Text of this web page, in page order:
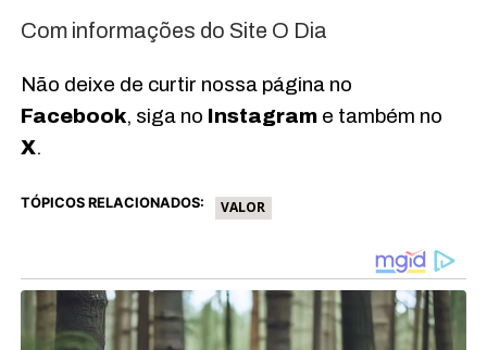
Com informações do Site O Dia
Não deixe de curtir nossa página no
Facebook, siga no Instagrame também no
X.
TÓPICOS RELACIONADOS: VALOR